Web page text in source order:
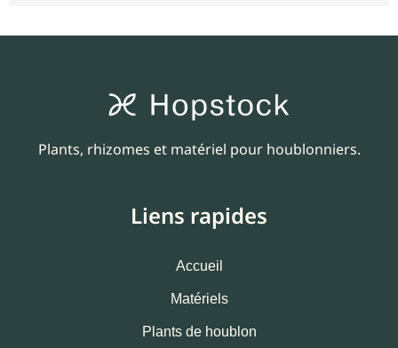
Plants, rhizomes et matériel pour houblonniers.
Liens rapides
Accueil
Matériels
Plants de houblon